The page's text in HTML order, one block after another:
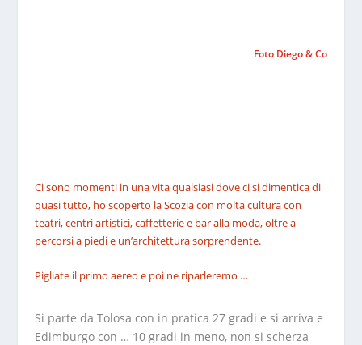
Foto Diego & Co
Ci sono momenti in una vita qualsiasi dove ci si dimentica di
quasi tutto, ho scoperto la Scozia con molta cultura con
teatri, centri artistici, caffetterie e bar alla moda, oltre a
percorsi a piedi e un’architettura sorprendente.
Pigliate il primo aereo e poi ne riparleremo …
Si parte da Tolosa con in pratica 27 gradi e si arriva e
Edimburgo con … 10 gradi in meno, non si scherza